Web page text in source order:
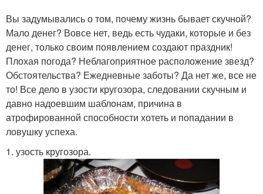
Вы задумывались о том, почему жизнь бывает скучной?
Мало денег? Вовсе нет, ведь есть чудаки, которые и без
денег, только своим появлением создают праздник!
Плохая погода? Неблагоприятное расположение звезд?
Обстоятельства? Ежедневные заботы? Да нет же, все не
то! Все дело в узости кругозора, следовании скучным и
давно надоевшим шаблонам, причина в
атрофированной способности хотеть и попадании в
ловушку успеха.
1. узость кругозора.